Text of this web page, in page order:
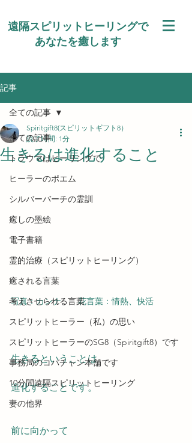
遠隔スピリットヒーリングで
あなたを癒します
記事
全ての記事
トラウマはヒーリングで
ヒーラーのポエム
シルバーバーチの霊訓
癒しの墨絵
電子書籍
霊的治療（スピリットヒーリング）
癒される言葉
考えさせられる言葉
スピリットヒーラー（私）の思い
スピリットヒーラーのSG8（Spiritgift8）です
事務局のコバチャン本舗です
10分間遠隔スピリットヒーリング
妻の他界
全ての記事
生きるは進化すること
Spiritgift8(スピリットギフト8）
読了時間: 1分
写真：カンナ　　花言葉：情熱、快活
生きるということは
進化することです。
前に向かって